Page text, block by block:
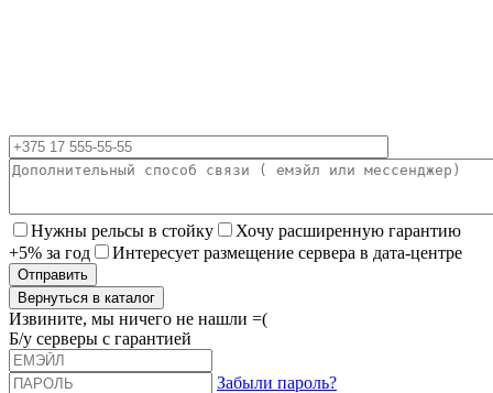
Нужны рельсы в стойку
Хочу расширенную гарантию
+5% за год
Интересует размещение сервера в дата-центре
Вернуться в каталог
Извините, мы ничего не нашли =(
Б/у серверы с гарантией
Забыли пароль?